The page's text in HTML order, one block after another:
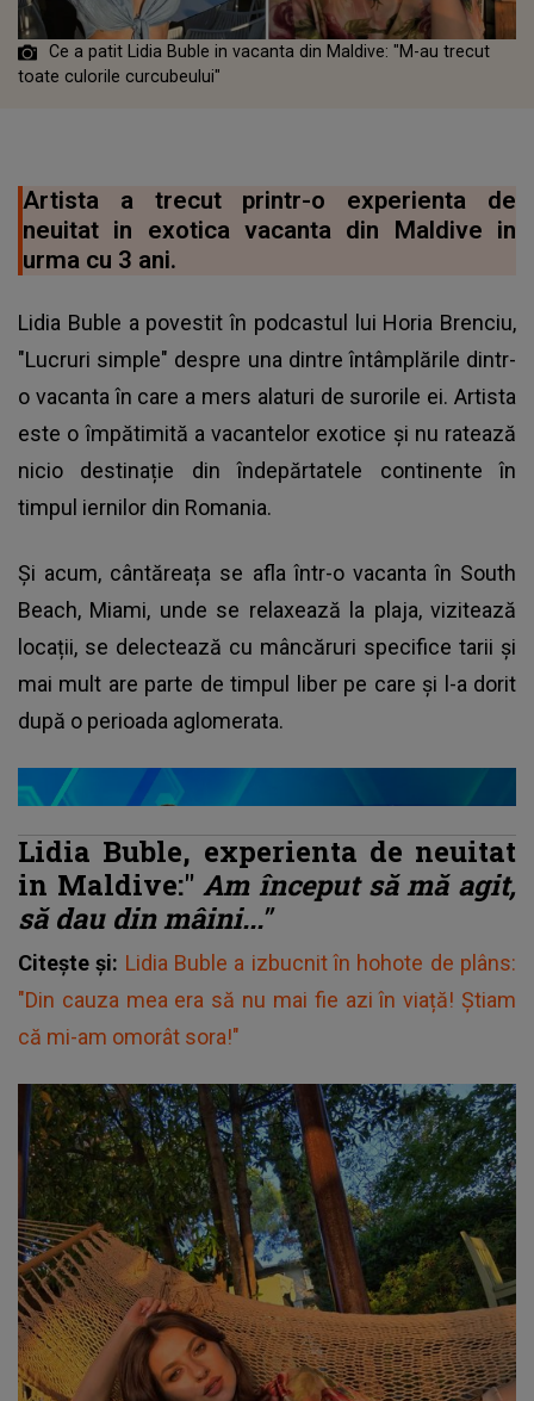
Ce a patit Lidia Buble in vacanta din Maldive: "M-au trecut
toate culorile curcubeului"
Artista a trecut printr-o experienta de
neuitat in exotica vacanta din Maldive in
urma cu 3 ani.
Lidia Buble a povestit în podcastul
lui Horia Brenciu,
"Lucruri simple" despre una dintre întâmplările dintr-
o vacanta în care a mers alaturi de surorile ei. Artista
este o împătimită a vacantelor exotice și nu ratează
nicio destinație din îndepărtatele continente în
timpul iernilor din Romania.
Și acum, cântăreața se afla într-o vacanta în South
Beach, Miami, unde se relaxează la plaja, vizitează
locații, se delectează cu mâncăruri specifice tarii și
mai mult are parte de timpul liber pe care și l-a dorit
după o perioada aglomerata.
Lidia Buble, experienta de neuitat
in Maldive:"Am început să mă agit,
să dau din mâini..."
Citește și: Lidia Buble a izbucnit în hohote de plâns:
"Din cauza mea era să nu mai fie azi în viață! Știam
că mi-am omorât sora!"